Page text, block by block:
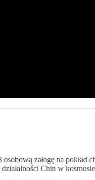
osobową załogę na
Chin w